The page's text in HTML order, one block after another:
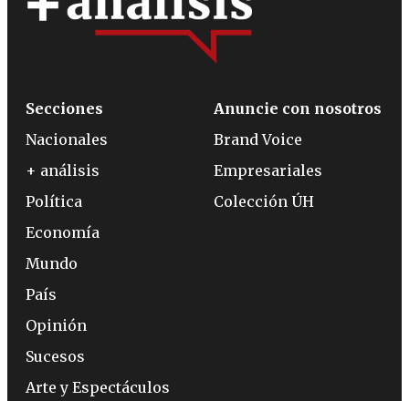
Secciones
Nacionales
+ análisis
Política
Economía
Mundo
País
Opinión
Sucesos
Arte y Espectáculos
Anuncie con nosotros
Brand Voice
Empresariales
Colección ÚH